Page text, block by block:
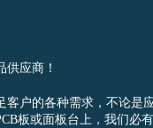
应商！
客户的各种需求，不论是
板或面板台上，我们必